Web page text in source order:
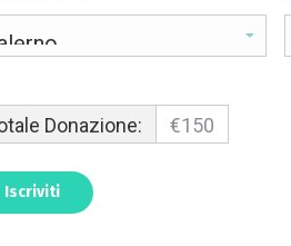
Donazione: €150